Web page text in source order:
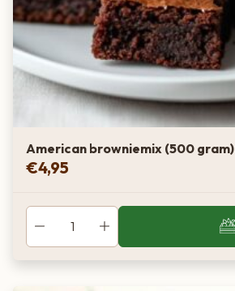
American browniemix (500 gram)
€4,95